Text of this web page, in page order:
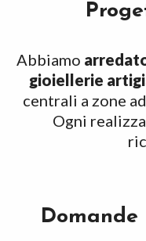
Abbiamo
gioiellerie
centrali a zone
Ogni